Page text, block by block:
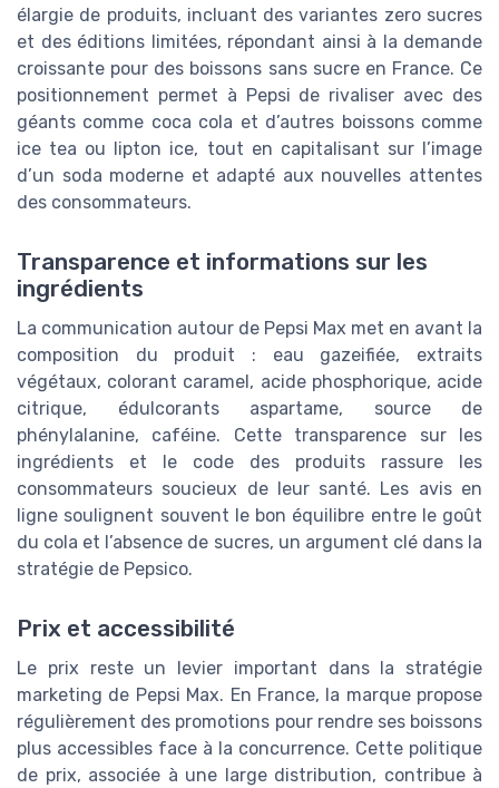
élargie de produits, incluant des variantes zero sucres
et des éditions limitées, répondant ainsi à la demande
croissante pour des boissons sans sucre en France. Ce
positionnement permet à Pepsi de rivaliser avec des
géants comme coca cola et d’autres boissons comme
ice tea ou lipton ice, tout en capitalisant sur l’image
d’un soda moderne et adapté aux nouvelles attentes
des consommateurs.
Transparence et informations sur les
ingrédients
La communication autour de Pepsi Max met en avant la
composition du produit : eau gazeifiée, extraits
végétaux, colorant caramel, acide phosphorique, acide
citrique, édulcorants aspartame, source de
phénylalanine, caféine. Cette transparence sur les
ingrédients et le code des produits rassure les
consommateurs soucieux de leur santé. Les avis en
ligne soulignent souvent le bon équilibre entre le goût
du cola et l’absence de sucres, un argument clé dans la
stratégie de Pepsico.
Prix et accessibilité
Le prix reste un levier important dans la stratégie
marketing de Pepsi Max. En France, la marque propose
régulièrement des promotions pour rendre ses boissons
plus accessibles face à la concurrence. Cette politique
de prix, associée à une large distribution, contribue à